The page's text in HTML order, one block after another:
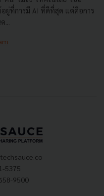
อยู่ที่การมี AI ที่ดีที่สุด แต่คือการ
...
5375
9500